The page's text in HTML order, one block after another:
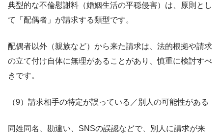
典型的な不倫慰謝料（婚姻生活の平穏侵害）は、原則とし
て「配偶者」が請求する類型です。
配偶者以外（親族など）から来た請求は、法的根拠や請求
の立て付け自体に無理があることがあり、慎重に検討すべ
きです。
（9）請求相手の特定が誤っている／別人の可能性がある
同姓同名、勘違い、SNSの誤認などで、別人に請求が来